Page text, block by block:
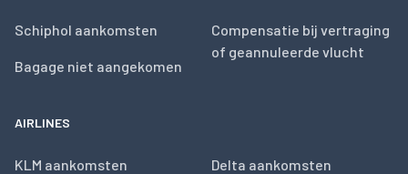
Schiphol aankomsten
Bagage niet aangekomen
Compensatie bij vertraging
of geannuleerde vlucht
AIRLINES
KLM aankomsten Delta aankomsten